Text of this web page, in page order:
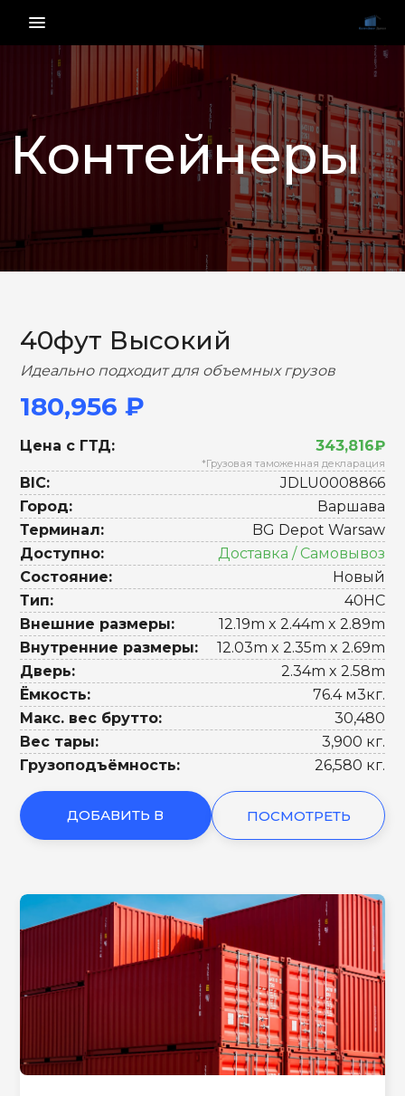
menu_vert
Контейнеры
НАЗАД ВПЕРЕД
40фут Высокий
Идеально подходит для объемных грузов
180,956 ₽
Цена с ГТД: 343,816₽
*Грузовая таможенная декларация
BIC:
JDLU0008866
Город:
Варшава
Терминал:
BG Depot Warsaw
Доступно:
Доставка / Самовывоз
Состояние:
Новый
Тип:
40HC
Внешние размеры:
12.19m x 2.44m x 2.89m
Внутренние размеры:
12.03m x 2.35m x 2.69m
Дверь:
2.34m x 2.58m
Ёмкость:
76.4 м3кг.
Макс. вес брутто:
30,480
Вес тары:
3,900 кг.
Грузоподъёмность:
26,580 кг.
ДОБАВИТЬ В ПОСМОТРЕТЬ